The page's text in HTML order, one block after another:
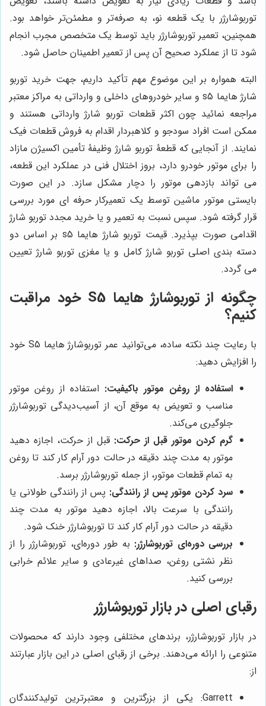
توربوشارژر با یک قطعه نو، به صرفه‌تر و مطمئن‌تر خواهد بود.
همچنین، تعمیر توربوشارژر باید توسط یک متخصص مجرب انجام
شود تا از عملکرد صحیح آن پس از تعمیر اطمینان حاصل شود.
البته همواره بر این موضوع مهم تأکید داریم، جهت خرید توربو
شارژ هایما s5و سایر خودروهای داخلی و وارداتی به مراکز معتبر
مراجعه نمائید چون اکثر قطعات توربو شارژ وارداتی هستند و
ممکن است افراد سودجو و کلاهبردار اقدام به فروش قطعات فیک
نمایند. از آنجایی که قطعۀ توربو شارژ وظیفۀ تأمین اکسیژن مازاد
را برای موتور خودرو دارد، بروز اختلال فنی در عملکرد این قطعه،
می تواند بازدهی موتور را دچار مشکل سازد. در این صورت
بایستی موتور ماشین توسط یک تعمیرکار حرفه ای مورد بررسی
قرار گرفته شود. سپس نسبت به تعمیر و یا خرید مجدد توربو شارژ
اقدامی صورت بپذیرد. قیمت توربو شارژ هایما s5 بر اساس دو
دسته بندی اصلی توربو شارژ کامل و یا مغزی توربو شارژ تعیین
می گردد.
چگونه از توربوشارژ هایما S5 خود مراقبت
کنیم؟
با رعایت چند نکته ساده، می‌توانید عمر توربوشارژ هایما S5 خود
را افزایش دهید:
استفاده از روغن موتور باکیفیت: استفاده از روغن موتور
مناسب و تعویض به موقع آن، از آسیب‌دیدگی توربوشارژر
جلوگیری می‌کند.
گرم کردن موتور قبل از حرکت: قبل از حرکت، اجازه دهید
موتور به مدت چند دقیقه در حالت دور آرام کار کند تا روغن
به تمام قطعات موتور، از جمله توربوشارژر برسد.
سرد کردن موتور پس از رانندگی: پس از رانندگی طولانی یا
رانندگی با سرعت بالا، اجازه دهید موتور به مدت چند
دقیقه در حالت دور آرام کار کند تا توربوشارژر خنک شود.
بررسی دوره‌ای توربوشارژر: به طور دوره‌ای، توربوشارژر را از
نظر نشتی روغن، صداهای غیرعادی و سایر علائم خرابی
بررسی کنید.
رقبای اصلی در بازار توربوشارژر
در بازار توربوشارژر، برندهای مختلفی وجود دارند که محصولات
متنوعی را ارائه می‌دهند. برخی از رقبای اصلی در این بازار عبارتند
از:
Garrett: یکی از بزرگترین و معتبرترین تولیدکنندگان